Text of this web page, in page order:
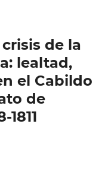
de la
lealtad,
el Cabildo
de